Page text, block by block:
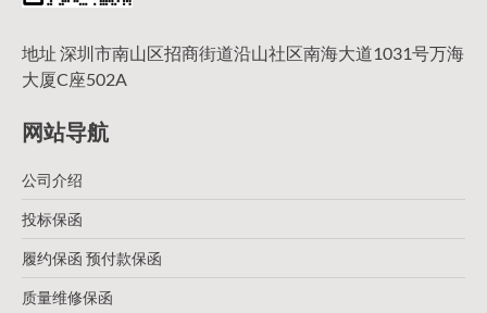
地址 深圳市南山区招商街道沿山社区南海大道1031号万海
大厦C座502A
网站导航
公司介绍
投标保函
履约保函 预付款保函
质量维修保函